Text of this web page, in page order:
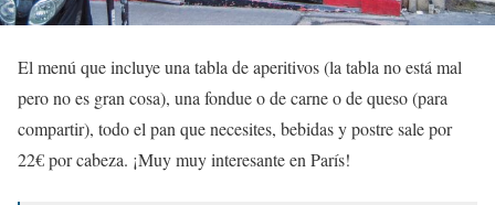
El menú que incluye una tabla de aperitivos (la tabla no está mal
pero no es gran cosa), una fondue o de carne o de queso (para
compartir), todo el pan que necesites, bebidas y postre sale por
22€ por cabeza. ¡Muy muy interesante en París!